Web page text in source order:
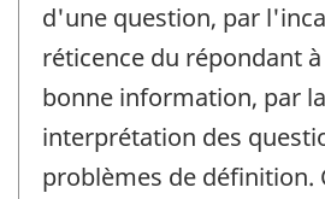
d'une question, par
réticence du répondant
bonne information, par
interprétation des
problèmes de définition.